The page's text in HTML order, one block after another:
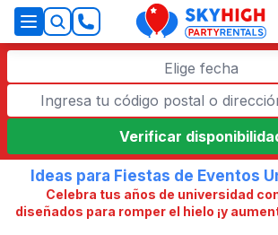
SkyHigh Logo
Elige fecha
Verificar
Ideas para Fiestas de Eventos
Celebra tus años de universidad
diseñados para romper el hielo ¡y